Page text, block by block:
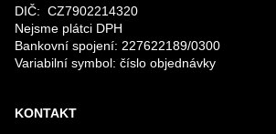
DIČ: CZ7902214320
Nejsme plátci DPH
Bankovní spojení: 227622189/0300
Variabilní symbol: číslo objednávky
KONTAKT